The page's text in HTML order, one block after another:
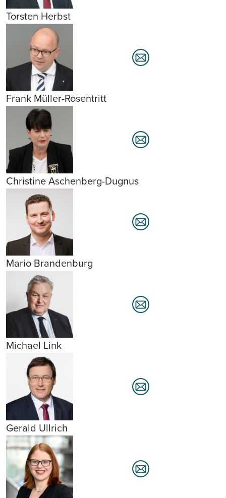
Torsten Herbst
Frank Müller-Rosentritt
Christine Aschenberg-Dugnus
Mario Brandenburg
Michael Link
Gerald Ullrich